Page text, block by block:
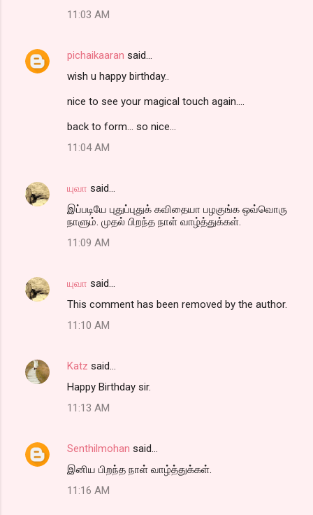
11:03 AM
pichaikaaran said…
wish u happy birthday..
nice to see your magical touch again....
back to form... so nice...
11:04 AM
யுவா said…
இப்படியே புதுப்புதுக் கவிதையா பழகுங்க ஒவ்வொரு
நாளும். முதல் பிறந்த நாள் வாழ்த்துக்கள்.
11:09 AM
யுவா said…
This comment has been removed by the author.
11:10 AM
Katz said…
Happy Birthday sir.
11:13 AM
Senthilmohan said…
இனிய பிறந்த நாள் வாழ்த்துக்கள்.
11:16 AM